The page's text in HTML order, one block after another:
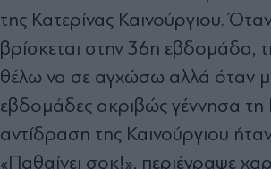
της Κατερίνας Καινούργιου.
βρίσκεται στην 36η εβδομάδα,
θέλω να σε αγχώσω αλλά όταν
εβδομάδες ακριβώς γέννησα τη
αντίδραση της Καινούργιου
«Παθαίνει σοκ!», περιέγραψε